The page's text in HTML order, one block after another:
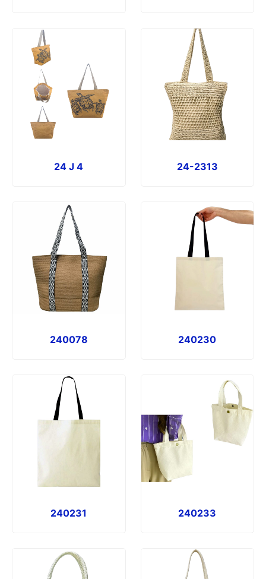
24 J 4 24-2313
240078 240230
240231 240233